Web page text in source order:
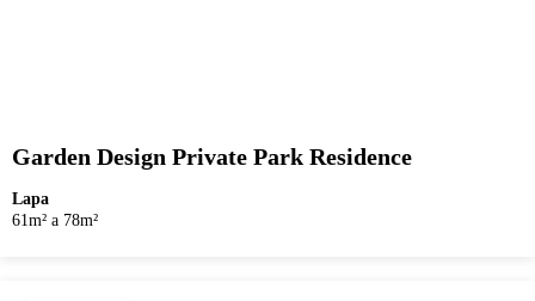
Garden Design Private Park Residence
Lapa
61m² a 78m²